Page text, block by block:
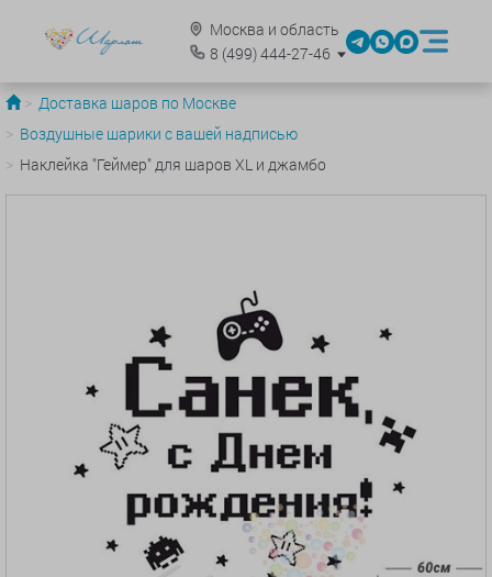
Москва и область
8 (499)444-27-46
Доставка шаров по Москве
Воздушные шарики с вашей надписью
Наклейка "Геймер" для шаров XL и джамбо